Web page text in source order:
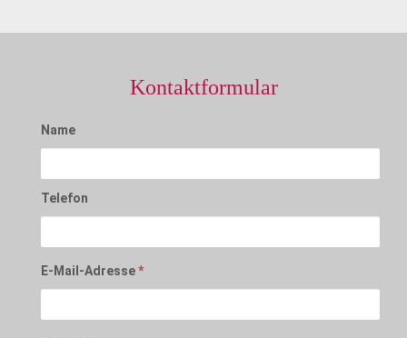
Kontaktformular
Name
Telefon
E-Mail-Adresse*